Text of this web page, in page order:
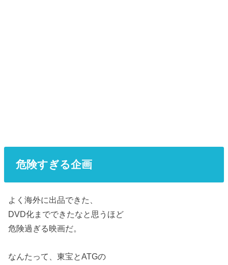
危険すぎる企画
よく海外に出品できた、
DVD化までできたなと思うほど
危険過ぎる映画だ。
なんたって、東宝とATGの